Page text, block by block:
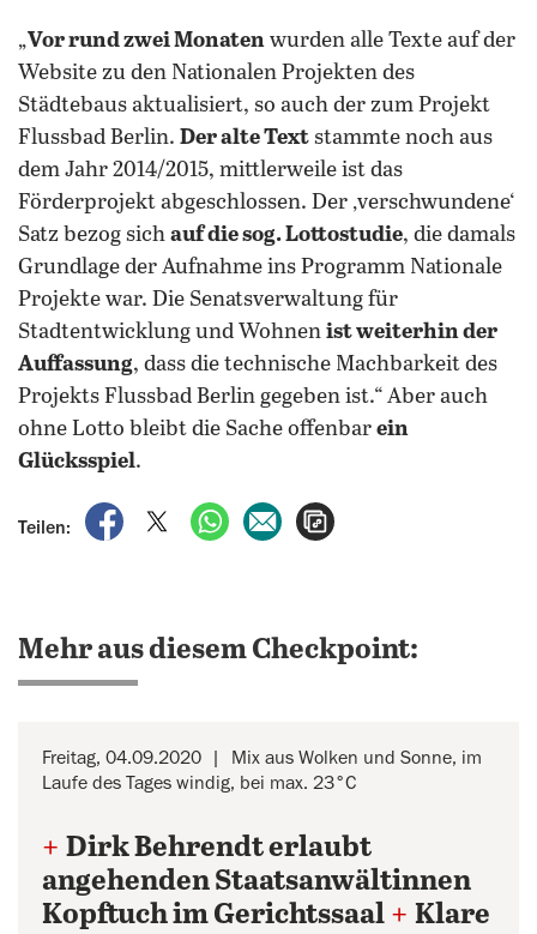
„Vor rund zwei Monaten wurden alle Texte auf der
Website zu den Nationalen Projekten des
Städtebaus aktualisiert, so auch der zum Projekt
Flussbad Berlin. Der alte Text stammte noch aus
dem Jahr 2014/2015, mittlerweile ist das
Förderprojekt abgeschlossen. Der ‚verschwundene‘
Satz bezog sich auf die sog. Lottostudie, die damals
Grundlage der Aufnahme ins Programm Nationale
Projekte war. Die Senatsverwaltung für
Stadtentwicklung und Wohnen ist weiterhin der
Auffassung, dass die technische Machbarkeit des
Projekts Flussbad Berlin gegeben ist.“ Aber auch
ohne Lotto bleibt die Sache offenbar ein
Glücksspiel.
Teilen:
auf Facebook teilen
auf X teilenper WhatsApp teilen
per E-Mail teilen
Mehr aus diesem Checkpoint:
Freitag, 04.09.2020
Mix aus Wolken und Sonne, im
Laufe des Tages windig, bei max. 23°C
+ Dirk Behrendt erlaubt
angehenden Staatsanwältinnen
Kopftuch im Gerichtssaal + Klare